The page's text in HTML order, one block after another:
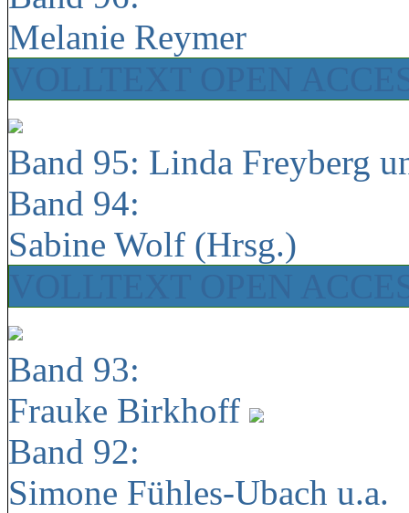
Melanie Reymer
Band 95: Linda Freyberg
Band 94:
Sabine Wolf (Hrsg.)
Band 93:
Frauke Birkhoff
Band 92:
Simone Fühles-Ubach u.a.